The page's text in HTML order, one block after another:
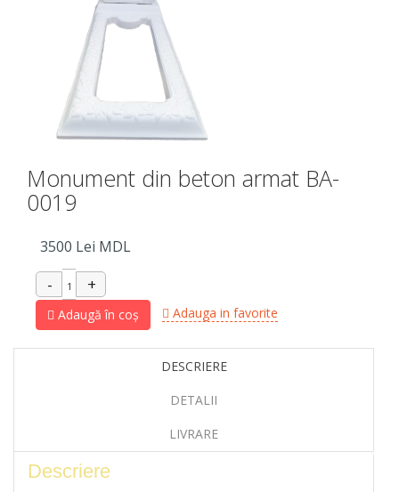
Monument din beton armat BA-
0019
3500 Lei MDL
Adaugă în coș Adauga in favorite
DESCRIERE
DETALII
LIVRARE
Descriere